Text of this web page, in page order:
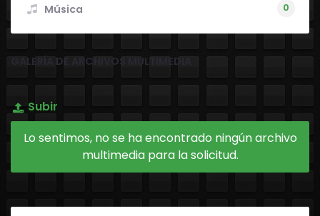
Música 0
GALERÍA DE ARCHIVOS MULTIMEDIA
Subir
Lo sentimos, no se ha encontrado ningún archivo
multimedia para la solicitud.